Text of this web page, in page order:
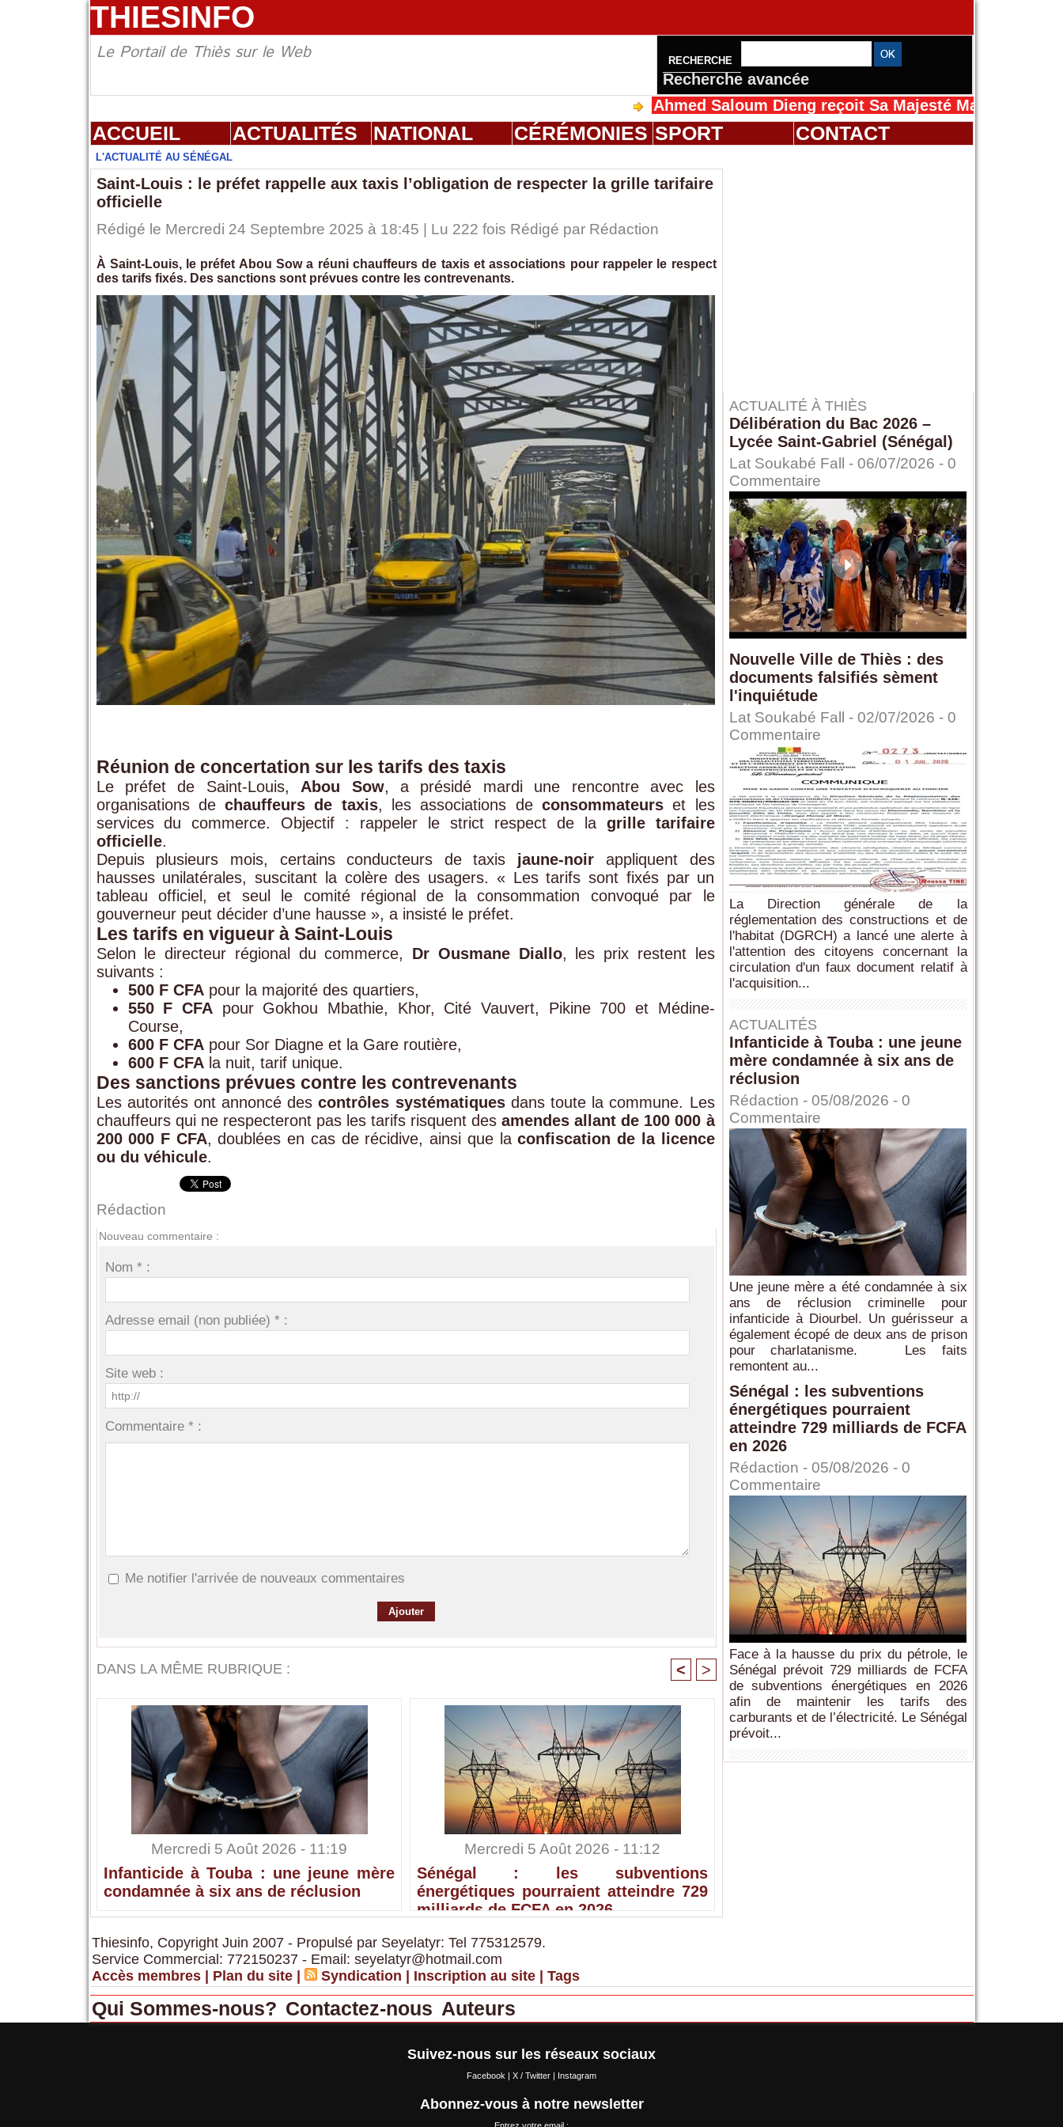
THIESINFO
Le Portail de Thiès sur le Web RECHERCHE
Recherche avancée
Ahmed Saloum Dieng reçoit Sa Majesté Mansah Cissé au
ACCUEIL ACTUALITÉS NATIONAL CÉRÉMONIES SPORT CONTACT
L'ACTUALITÉ AU SÉNÉGAL
Saint-Louis : le préfet rappelle aux taxis l’obligation de respecter la grille tarifaire
officielle
Rédigé le Mercredi 24 Septembre 2025 à 18:45 | Lu 222 fois Rédigé par Rédaction
À Saint-Louis, le préfet Abou Sow a réuni chauffeurs de taxis et associations pour rappeler le respect
des tarifs fixés. Des sanctions sont prévues contre les contrevenants.
Réunion de concertation sur les tarifs des taxis
Le préfet de Saint-Louis, Abou Sow, a présidé mardi une rencontre avec les
organisations dechauffeurs de taxis, les associations de consommateurset les
services du commerce. Objectif : rappeler le strict respect de la grille tarifaire
officielle.
Depuis plusieurs mois, certains conducteurs de taxis jaune-noir appliquent des
hausses unilatérales, suscitant la colère des usagers. « Les tarifs sont fixés par un
tableau officiel, et seul le comité régional de la consommation convoqué par le
gouverneur peut décider d’une hausse », a insisté le préfet.
Les tarifs en vigueur à Saint-Louis
Selon le directeur régional du commerce, Dr Ousmane Diallo, les prix restent les
suivants :
500 F CFApour la majorité des quartiers,
550 F CFApour Gokhou Mbathie, Khor, Cité Vauvert, Pikine 700 et Médine-
Course,
600 F CFApour Sor Diagne et la Gare routière,
600 F CFAla nuit, tarif unique.
Des sanctions prévues contre les contrevenants
Les autorités ont annoncé descontrôles systématiquesdans toute la commune. Les
chauffeurs qui ne respecteront pas les tarifs risquent desamendes allant de 100 000 à
200 000 F CFA, doublées en cas de récidive, ainsi que laconfiscation de la licence
ou du véhicule.
Rédaction
Nouveau commentaire :
Nom * :
Adresse email (non publiée) * :
Site web :
Commentaire * :
Me notifier l'arrivée de nouveaux commentaires
DANS LA MÊME RUBRIQUE : < >
Mercredi 5 Août 2026 - 11:19
Infanticide à Touba : une jeune mère
condamnée à six ans de réclusion
Mercredi 5 Août 2026 - 11:12
Sénégal : les subventions
énergétiques pourraient atteindre 729
milliards de FCFA en 2026
ACTUALITÉ À THIÈS
Délibération du Bac 2026 –
Lycée Saint-Gabriel (Sénégal)
Lat Soukabé Fall - 06/07/2026 - 0
Commentaire
Nouvelle Ville de Thiès : des
documents falsifiés sèment
l'inquiétude
Lat Soukabé Fall - 02/07/2026 - 0
Commentaire
La Direction générale de la
réglementation des constructions et de
l'habitat (DGRCH) a lancé une alerte à
l'attention des citoyens concernant la
circulation d'un faux document relatif à
l'acquisition...
ACTUALITÉS
Infanticide à Touba : une jeune
mère condamnée à six ans de
réclusion
Rédaction - 05/08/2026 - 0
Commentaire
Une jeune mère a été condamnée à six
ans de réclusion criminelle pour
infanticide à Diourbel. Un guérisseur a
également écopé de deux ans de prison
pour charlatanisme. Les faits
remontent au...
Sénégal : les subventions
énergétiques pourraient
atteindre 729 milliards de FCFA
en 2026
Rédaction - 05/08/2026 - 0
Commentaire
Face à la hausse du prix du pétrole, le
Sénégal prévoit 729 milliards de FCFA
de subventions énergétiques en 2026
afin de maintenir les tarifs des
carburants et de l’électricité. Le Sénégal
prévoit...
Thiesinfo, Copyright Juin 2007 - Propulsé par Seyelatyr: Tel 775312579.
Service Commercial: 772150237 - Email: seyelatyr@hotmail.com
Accès membres | Plan du site | Syndication | Inscription au site | Tags
Qui Sommes-nous? Contactez-nous Auteurs
Suivez-nous sur les réseaux sociaux
Facebook | X / Twitter | Instagram
Abonnez-vous à notre newsletter